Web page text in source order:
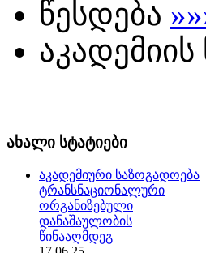
წესდება
აკადემიის
ახალი სტატიები
აკადემიური საზოგადოება
ტრანსნაციონალური
ორგანიზებული
დანაშაულობის
წინააღმდეგ